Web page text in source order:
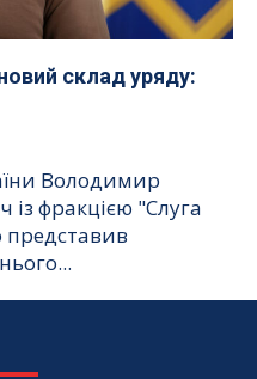
склад уряду:
Володимир
із фракцією "Слуга
представив